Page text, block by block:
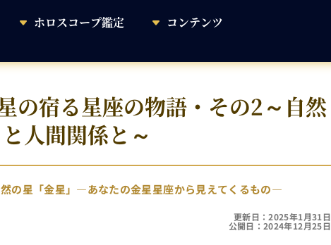
ホロスコープ鑑定 コンテンツ
の宿る星座の物語・その2～自然
と人間関係と～
の星「金星」―あなたの金星星座から見えてくるもの―
更新日：2025年1月31日
公開日：2024年12月25日